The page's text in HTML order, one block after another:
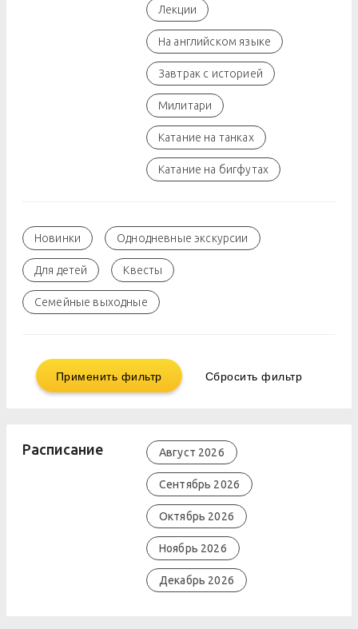
Лекции
На английском языке
Завтрак с историей
Милитари
Катание на танках
Катание на бигфутах
Новинки Однодневные экскурсии
Для детей Квесты
Семейные выходные
Применить фильтр Сбросить фильтр
Расписание Август 2026
Сентябрь 2026
Октябрь 2026
Ноябрь 2026
Декабрь 2026